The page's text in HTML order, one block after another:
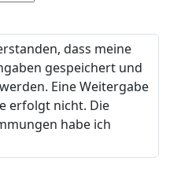
dass meine
gespeichert und
Eine Weitergabe
erfolgt nicht. Die
habe ich